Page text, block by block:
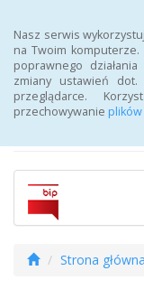
Nasz serwis
na Twoim
poprawnego
zmiany ustawień
przeglądarce.
przechowywanie
Strona główna